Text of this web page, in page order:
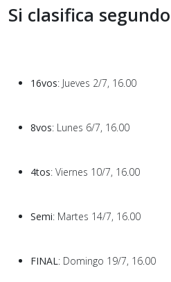
Si clasifica
16vos: Jueves 2/7, 16.00
8vos: Lunes 6/7, 16.00
4tos: Viernes 10/7, 16.00
Semi: Martes 14/7, 16.00
FINAL: Domingo 19/7, 16.00